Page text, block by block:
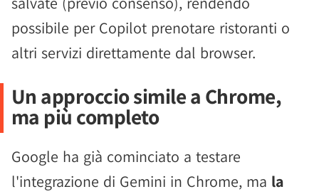
possibile per Copilot prenotare ristoranti o
altri servizi direttamente dal browser.
Un approccio simile a Chrome,
ma più completo
Google ha già cominciato a testare
l'integrazione di Gemini in Chrome, ma la